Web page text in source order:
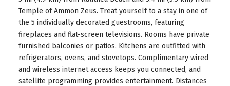
Temple of Ammon Zeus. Treat yourself to a stay in one of
the 5 individually decorated guestrooms, featuring
fireplaces and flat-screen televisions. Rooms have private
furnished balconies or patios. Kitchens are outfitted with
refrigerators, ovens, and stovetops. Complimentary wired
and wireless internet access keeps you connected, and
satellite programming provides entertainment. Distances